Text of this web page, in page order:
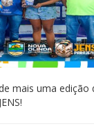
mais uma edição